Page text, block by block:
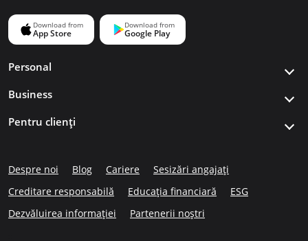
Personal
Business
Pentru clienți
Despre noi Blog Cariere
Sesizări angajați
Creditare responsabilă
Educația financiară
ESG
Dezvăluirea informației
Partenerii noștri